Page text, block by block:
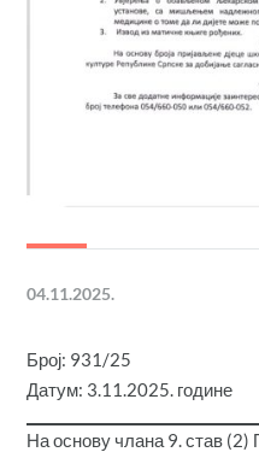
04.11.2025.
Број: 931/25
Датум: 3.11.2025. године
На основу члана 9. став